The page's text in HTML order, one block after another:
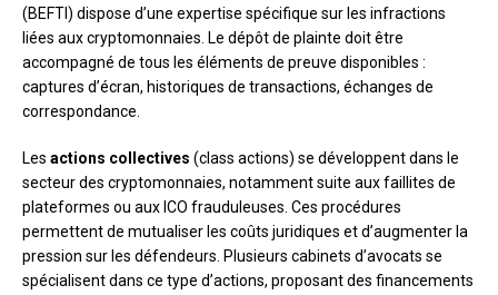
(BEFTI) dispose d’une expertise spécifique sur les infractions
liées aux cryptomonnaies. Le dépôt de plainte doit être
accompagné de tous les éléments de preuve disponibles :
captures d’écran, historiques de transactions, échanges de
correspondance.
Les actions collectives (class actions) se développent dans le
secteur des cryptomonnaies, notamment suite aux faillites de
plateformes ou aux ICO frauduleuses. Ces procédures
permettent de mutualiser les coûts juridiques et d’augmenter la
pression sur les défendeurs. Plusieurs cabinets d’avocats se
spécialisent dans ce type d’actions, proposant des financements